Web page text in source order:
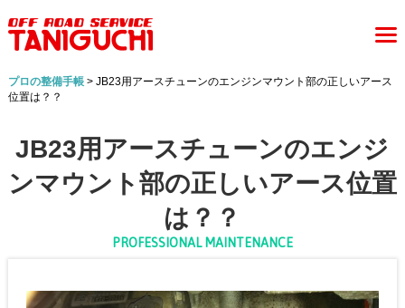
プロの整備手帳> JB23用アースチューンのエンジンマウント部の正しいアース
位置は？？
JB23用アースチューンのエンジ
ンマウント部の正しいアース位置
は？？
PROFESSIONAL MAINTENANCE